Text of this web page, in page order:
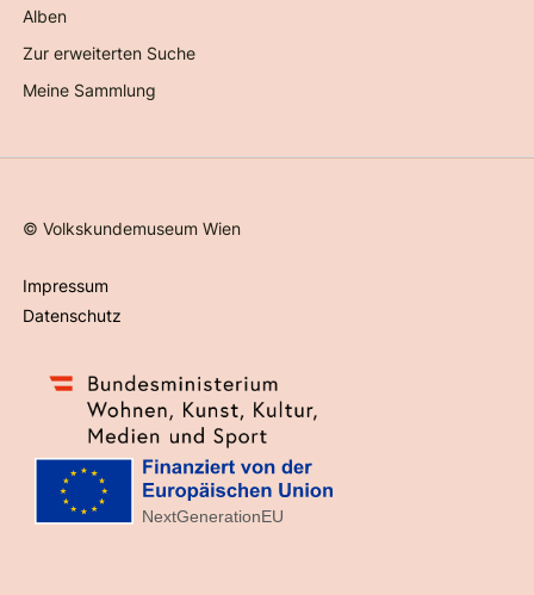
Alben
Zur erweiterten Suche
Meine Sammlung
©Volkskundemuseum Wien
Impressum
Datenschutz